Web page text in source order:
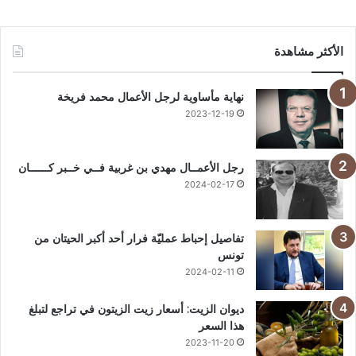
الأكثر مشاهدة
نهاية مأساوية لرجل الأعمال محمد فريخة
2023-12-19
رجل الأعمــال مهدي بن غربية فــي خــبر كــــــان
2024-02-17
تفاصيل إحباط عمليّة فرار أحد أكبر الحيتان من
تونس
2024-02-11
ديوان الزيت: أسعار زيت الزيتون في تراجع لتبلغ
هذا السعر
2023-11-20